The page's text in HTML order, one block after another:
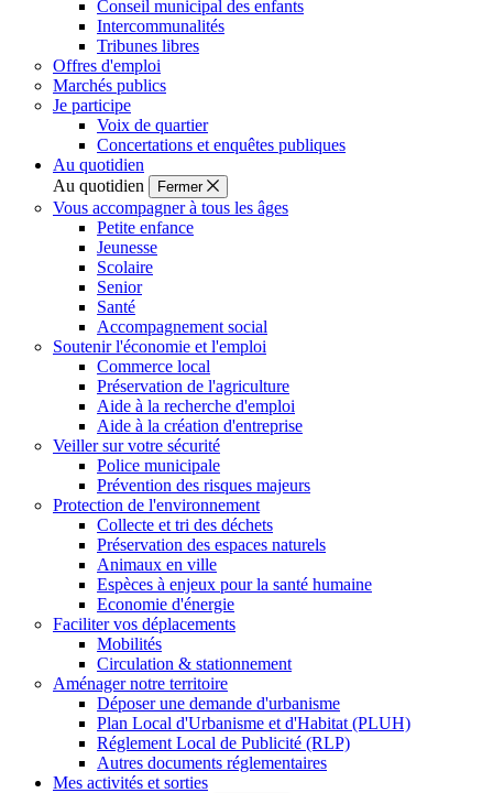
Conseil municipal des enfants
Intercommunalités
Tribunes libres
Offres d'emploi
Marchés publics
Je participe
Voix de quartier
Concertations et enquêtes publiques
Au quotidien
Au quotidien
Fermer
Vous accompagner à tous les âges
Petite enfance
Jeunesse
Scolaire
Senior
Santé
Accompagnement social
Soutenir l'économie et l'emploi
Commerce local
Préservation de l'agriculture
Aide à la recherche d'emploi
Aide à la création d'entreprise
Veiller sur votre sécurité
Police municipale
Prévention des risques majeurs
Protection de l'environnement
Collecte et tri des déchets
Préservation des espaces naturels
Animaux en ville
Espèces à enjeux pour la santé humaine
Economie d'énergie
Faciliter vos déplacements
Mobilités
Circulation & stationnement
Aménager notre territoire
Déposer une demande d'urbanisme
Plan Local d'Urbanisme et d'Habitat (PLUH)
Réglement Local de Publicité (RLP)
Autres documents réglementaires
Mes activités et sorties